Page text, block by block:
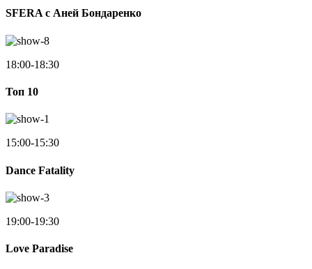
SFERA с Аней Бондаренко
18:00-18:30
Toп 10
15:00-15:30
Dance Fatality
19:00-19:30
Love Paradise